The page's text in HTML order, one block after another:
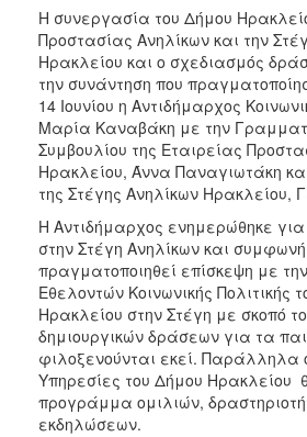
ΠΟΛΙΤΙΣΜΟΣ
ΑΝΘΕΚΤΙΚΗ
ΠΟΛΗ
Η συνεργασία του Δήμου
Προστασίας Ανηλίκων και την
Ηρακλείου και ο σχεδιασμός
την συνάντηση που
14 Ιουνίου η Αντιδήμαρχος
Μαρία Καναβάκη με την
Συμβουλίου της Εταιρείας
Ηρακλείου, Άννα Παναγιωτάκη
της Στέγης Ανηλίκων Ηρακλείου,
H Αντιδήμαρχος ενημερώθηκε
στην Στέγη Ανηλίκων και
πραγματοποιηθεί επίσκεψη με
Εθελοντών Κοινωνικής Πολιτικής
Ηρακλείου στην Στέγη με σκοπό
δημιουργικών δράσεων για τα
φιλοξενούνται εκεί. Παράλληλα
Υπηρεσίες του Δήμου Ηρακλείου
προγράμμα ομιλιών,
εκδηλώσεων.